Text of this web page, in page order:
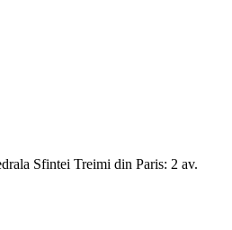
Sfintei Treimi din Paris: 2 av.